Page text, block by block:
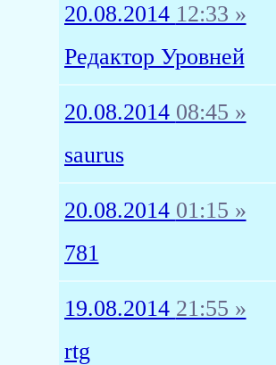
20.08.2014 12:33 »
Редактор Уровней
20.08.2014 08:45 »
saurus
20.08.2014 01:15 »
781
19.08.2014 21:55 »
rtg